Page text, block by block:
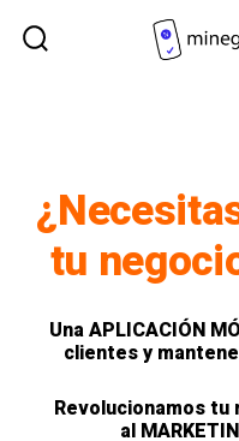
tu
UnaAPLICACIÓN
clientes y
Revolucionamos tu
al